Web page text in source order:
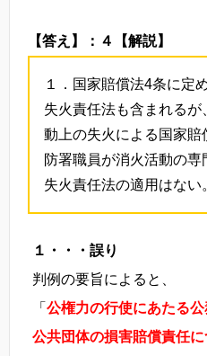
【答え】：４ 【解説】
１．国家賠償法4条に定
失火責任法も含まれる
動上の失火による国家賠
防署職員が消火活動の専
失火責任法の適用はない
１・・・誤り
判例の要旨によると、
「 公権力の行使にあたる
公共団体の損害賠償責任